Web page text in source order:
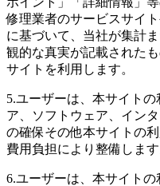
修理業者のサービスサイ
に基づいて、当社が集計
観的な真実が記載された
サイトを利用します。
5.ユーザーは、本サイト
ア、ソフトウェア、イン
の確保その他本サイトの
費用負担により整備します
6.ユーザーは、本サイト